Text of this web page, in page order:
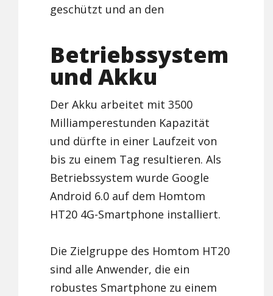
geschützt und an den
Betriebssystem
und Akku
Der Akku arbeitet mit 3500
Milliamperestunden Kapazität
und dürfte in einer Laufzeit von
bis zu einem Tag resultieren. Als
Betriebssystem wurde Google
Android 6.0 auf dem Homtom
HT20 4G-Smartphone installiert.
Die Zielgruppe des Homtom HT20
sind alle Anwender, die ein
robustes Smartphone zu einem